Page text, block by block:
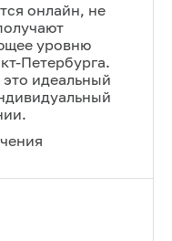
онлайн, не
уровню
Петербурга.
идеальный